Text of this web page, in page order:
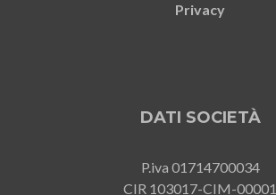
Privacy
DATI SOCIETÀ
P.iva 01714700034
CIR 103017-CIM-00001